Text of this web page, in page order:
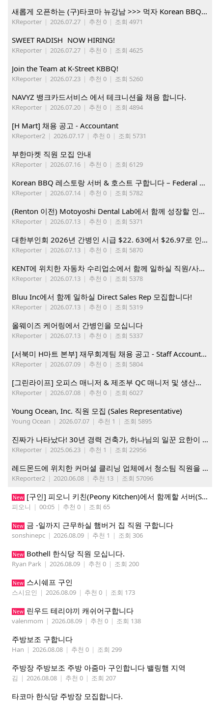
새롭게 오픈하는 (구)타코마 뉴강남 >>> 먹자 Korean BBQ 구인중
KReporter | 2026.07.27 | 추천 0 | 조회 4971
SWEET RADISH NOW HIRING!
KReporter | 2026.07.27 | 추천 0 | 조회 4625
Join the Team at K-Street KBBQ!
KReporter | 2026.07.23 | 추천 0 | 조회 5260
NAVYZ 뱅크카드서비스 에서 테크니션을 채용 합니다.
KReporter | 2026.07.20 | 추천 0 | 조회 4894
[H Mart] 채용 공고 - Accountant
KReporter2 | 2026.07.17 | 추천 0 | 조회 5731
부한마켓 직원 모집 안내
KReporter | 2026.07.16 | 추천 0 | 조회 6129
Korean BBQ 레스토랑 서버 & 호스트 구합니다 – Federal Way & Tacoma $45-$60/hr (server), $21-23/hr (Host)
KReporter | 2026.07.14 | 추천 0 | 조회 5782
(Renton 이전) Motoyoshi Dental Lab에서 함께 성장할 인재를 모십니다.
KReporter | 2026.07.13 | 추천 0 | 조회 5371
대한부인회 2026년 간병인 시급 $22. 63에서 $26.97로 인상. 지금 간병인들을 모집합니다
KReporter | 2026.07.13 | 추천 0 | 조회 5870
KENT에 위치한 자동차 수리업소에서 함께 일하실 직원/사무직원 구합니다.
KReporter | 2026.07.13 | 추천 0 | 조회 5378
Bluu Inc에서 함께 일하실 Direct Sales Rep 모집합니다!
KReporter | 2026.07.13 | 추천 0 | 조회 5319
올웨이즈 케어링에서 간병인을 모십니다
KReporter | 2026.07.13 | 추천 0 | 조회 5337
[서북미 H마트 본부] 재무회계팀 채용 공고 - Staff Accountant
KReporter | 2026.07.09 | 추천 0 | 조회 5804
[그린라이프] 오피스 매니저 & 제조부 QC 매니저 및 생산직, 웨어하우스 직원 모집
KReporter | 2026.07.08 | 추천 0 | 조회 6027
Young Ocean, Inc. 직원 모집 (Sales Representative)
Young Ocean | 2026.07.07 | 추천 1 | 조회 5895
진짜가 나타났다! 30년 경력 건축가, 하나님의 일꾼 요한이 책임 시공합니다.
KReporter | 2025.06.23 | 추천 1 | 조회 22956
레드몬드에 위치한 커머셜 클리닝 업체에서 청소팀 직원을 모집합니다.
KReporter2 | 2020.06.08 | 추천 13 | 조회 57096
New [구인] 피오니 키친(Peony Kitchen)에서 함께할 서버(Server)를 모집합니다!
피오니 | 00:05 | 추천 0 | 조회 65
New 금 -일까지 근무하실 햄버거 집 직원 구합니다
sonshinepc | 2026.08.09 | 추천 1 | 조회 306
New Bothell 한식당 직원 모십니다.
Ryan Park | 2026.08.09 | 추천 0 | 조회 200
New 스시쉐프 구인
스시요인 | 2026.08.09 | 추천 0 | 조회 173
New 린우드 테리야끼 캐쉬어구합니다
valenmom | 2026.08.09 | 추천 0 | 조회 138
주방보조 구합니다
Han | 2026.08.08 | 추천 0 | 조회 299
주방장 주방보조 주방 아줌마 구인합니다 밸링햄 지역
김 | 2026.08.08 | 추천 0 | 조회 207
타코마 한식당 주방장 모집합니다.